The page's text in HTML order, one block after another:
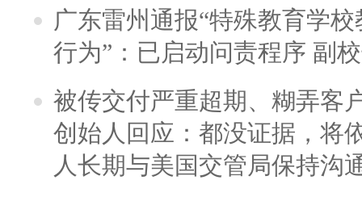
广东雷州通报“特殊教育学
行为”：已启动问责程序 副
被传交付严重超期、糊弄客
创始人回应：都没证据，将
人长期与美国交管局保持沟